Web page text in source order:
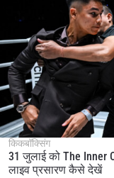
किकबॉक्सिंग
31 जुलाई को The Inner
लाइव प्रसारण कैसे देखें